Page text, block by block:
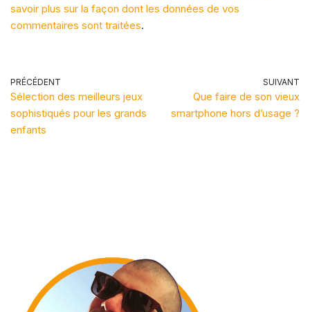
savoir plus sur la façon dont les données de vos
commentaires sont traitées.
PRÉCÉDENT
Sélection des meilleurs jeux
sophistiqués pour les grands
enfants
SUIVANT
Que faire de son vieux
smartphone hors d’usage ?